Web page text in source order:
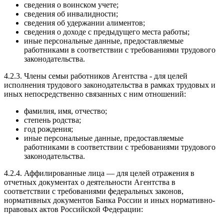
сведения о воинском учете;
сведения об инвалидности;
сведения об удержании алиментов;
сведения о доходе с предыдущего места работы;
иные персональные данные, предоставляемые
работниками в соответствии с требованиями трудового
законодательства.
4.2.3. Члены семьи работников Агентства - для целей
исполнения трудового законодательства в рамках трудовых и
иных непосредственно связанных с ним отношений:
фамилия, имя, отчество;
степень родства;
год рождения;
иные персональные данные, предоставляемые
работниками в соответствии с требованиями трудового
законодательства.
4.2.4. Аффилированные лица — для целей отражения в
отчетных документах о деятельности Агентства в
соответствии с требованиями федеральных законов,
нормативных документов Банка России и иных нормативно-
правовых актов Российской Федерации: